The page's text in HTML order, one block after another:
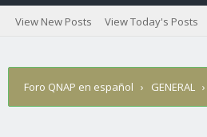
View New Posts View Today's Posts
Foro QNAP en español › GENERAL ›